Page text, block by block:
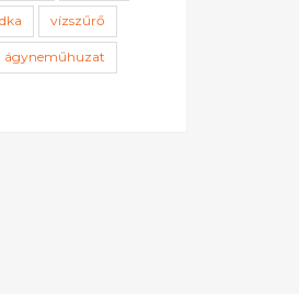
vízszűrő
ágyneműhuzat